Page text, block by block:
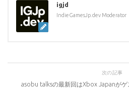
igjd
IndieGamesJp.dev Moderator
次の記事
asobu talksの最新回はXbox Japanが